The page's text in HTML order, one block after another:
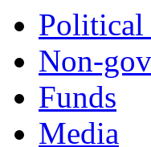
Political
Non-
Funds
Мedia